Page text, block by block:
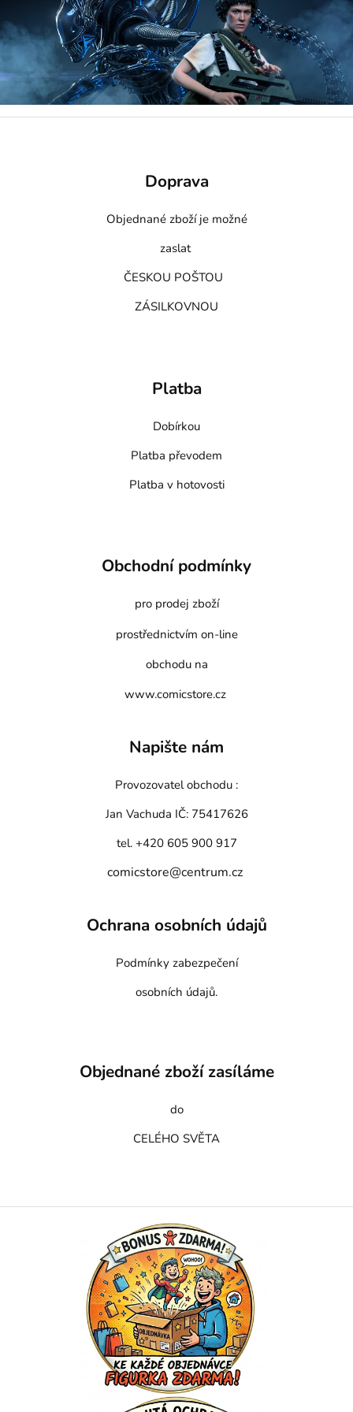
Doprava
Objednané zboží je možné
zaslat
ČESKOU POŠTOU
ZÁSILKOVNOU
Platba
Dobírkou
Platba převodem
Platba v hotovosti
Obchodní podmínky
pro prodej zboží
prostřednictvím on-line
obchodu na
www.comicstore.cz
Napište nám
Provozovatel obchodu :
Jan Vachuda IČ: 75417626
tel. +420 605 900 917
comicstore@centrum.cz
Ochrana osobních údajů
Podmínky zabezpečení
osobních údajů.
Objednané zboží zasíláme
do
CELÉHO SVĚTA